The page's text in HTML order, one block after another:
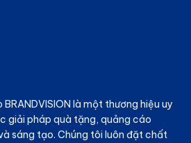
là một thương hiệu uy
giải pháp quà tặng, quảng cáo
sáng tạo. Chúng tôi luôn đặt chất